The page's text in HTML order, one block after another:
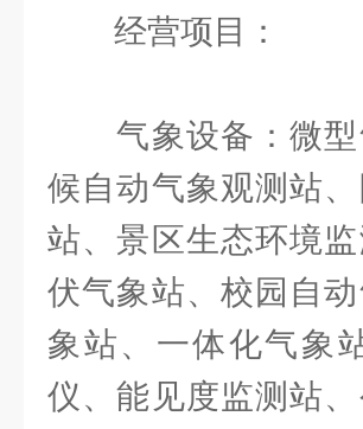
经营项目：
气象设备：微型
候自动气象观测站
站、景区生态环境
伏气象站、校园自
象站、一体化气象
仪、能见度监测站